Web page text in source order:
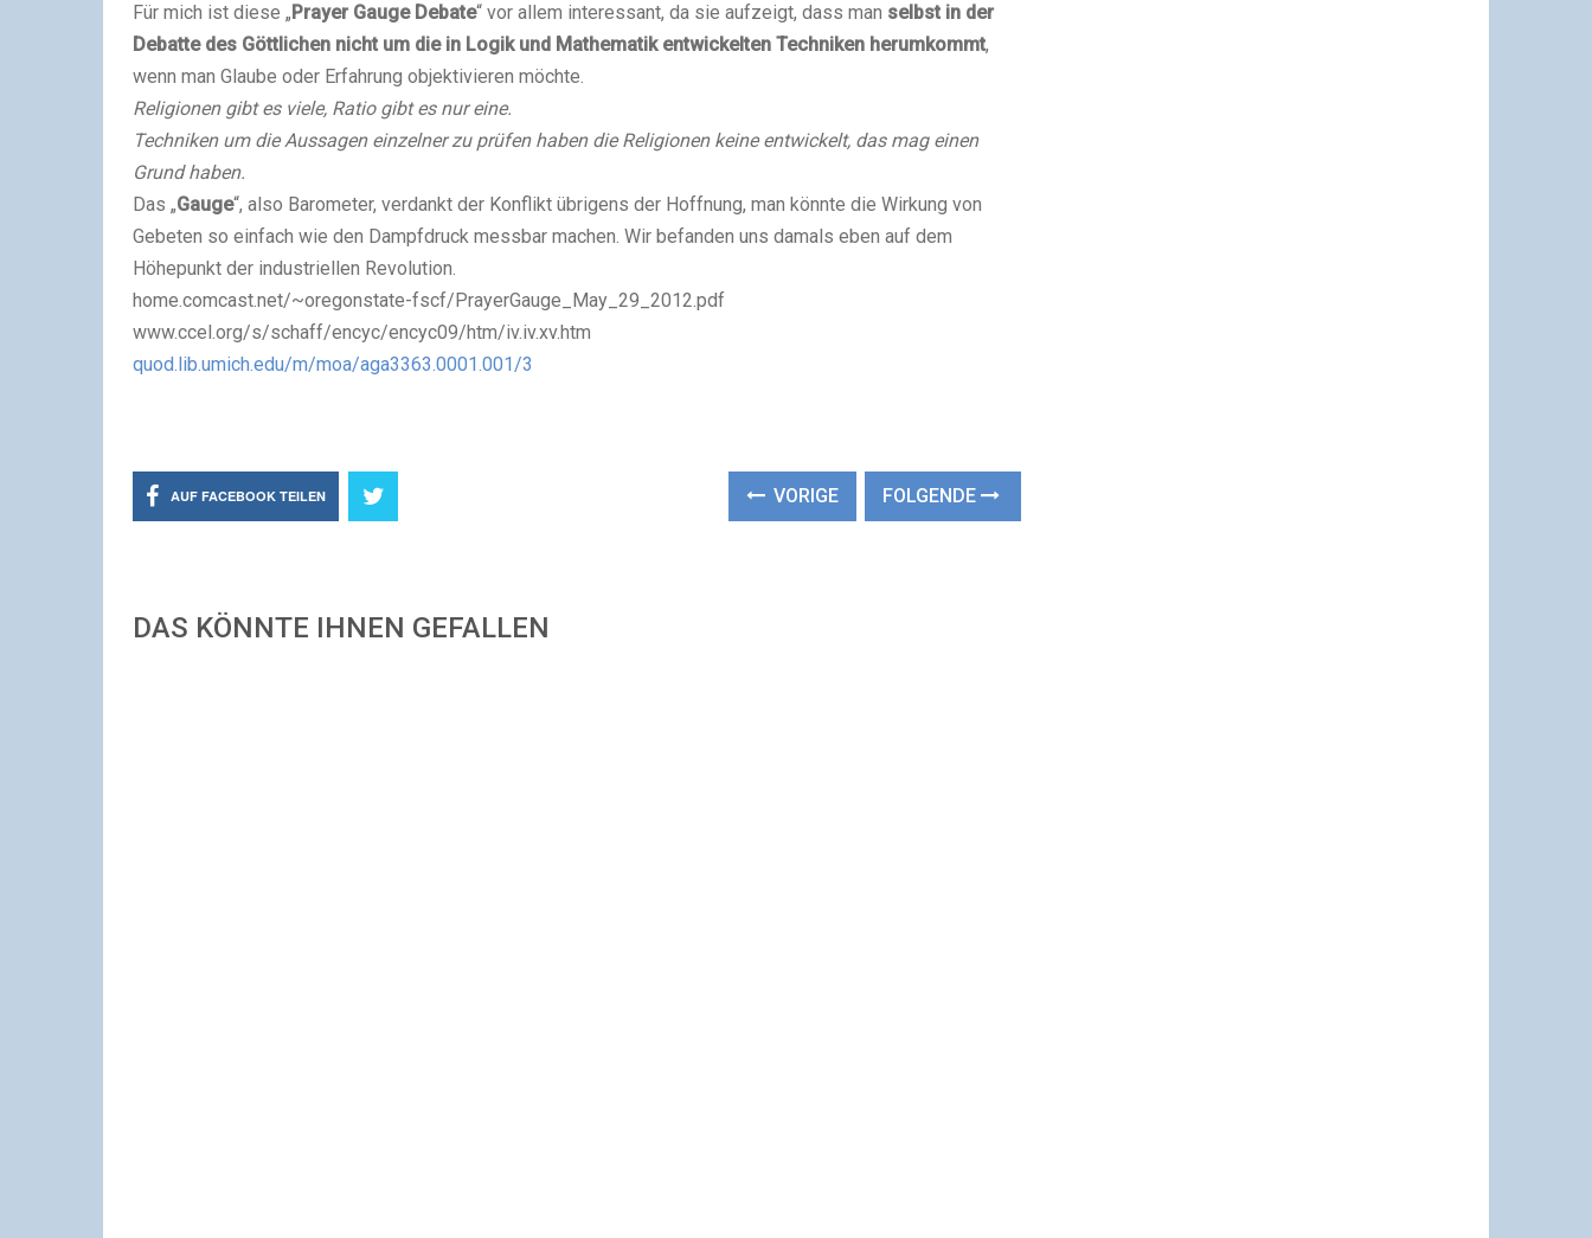
Für mich ist diese „Prayer Gauge Debate“ vor allem interessant, da sie aufzeigt, dass man selbst in der
Debatte des Göttlichen nicht um die in Logik und Mathematik entwickelten Techniken herumkommt,
wenn man Glaube oder Erfahrung objektivieren möchte.
Religionen gibt es viele, Ratio gibt es nur eine.
Techniken um die Aussagen einzelner zu prüfen haben die Religionen keine entwickelt, das mag einen
Grund haben.
Das „Gauge“, also Barometer, verdankt der Konflikt übrigens der Hoffnung, man könnte die Wirkung von
Gebeten so einfach wie den Dampfdruck messbar machen. Wir befanden uns damals eben auf dem
Höhepunkt der industriellen Revolution.
home.comcast.net/~oregonstate-fscf/PrayerGauge_May_29_2012.pdf
www.ccel.org/s/schaff/encyc/encyc09/htm/iv.iv.xv.htm
quod.lib.umich.edu/m/moa/aga3363.0001.001/3
AUF FACEBOOK TEILEN VORIGE FOLGENDE
DAS KÖNNTE IHNEN GEFALLEN